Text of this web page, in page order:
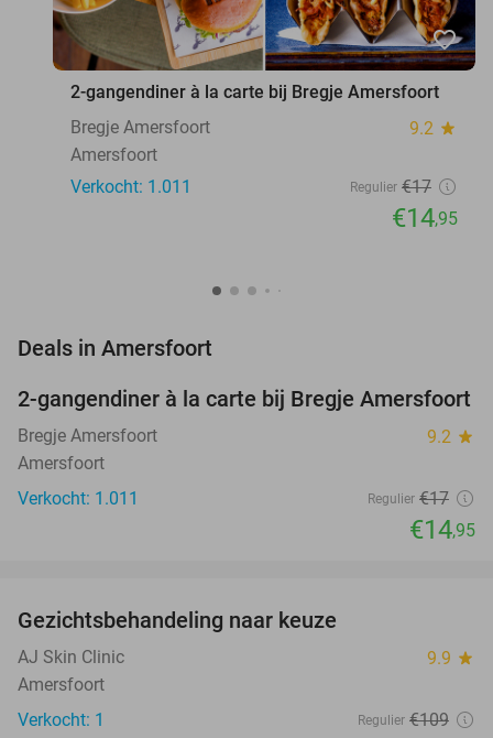
favorite_border
2-gangendiner à la carte bij Bregje Amersfoort
Bregje Amersfoort
9.2 star
Amersfoort
Verkocht: 1.011
Regulier €17
€14,95
Deals in Amersfoort
12%
2-gangendiner à la carte bij Bregje Amersfoort
Bregje Amersfoort 9.2 star
Amersfoort
Verkocht: 1.011
Regulier €17
€14,95
TODAY
Gezichtsbehandeling naar keuze
AJ Skin Clinic 9.9 star
Amersfoort
Verkocht: 1
Regulier €109